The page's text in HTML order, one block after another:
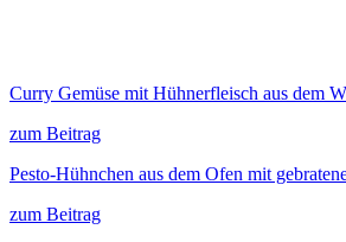
Curry Gemüse mit Hühnerfleisch aus dem
zum Beitrag
Pesto-Hühnchen aus dem Ofen mit
zum Beitrag